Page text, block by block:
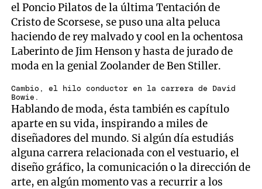
el Poncio Pilatos de la última Tentación de
Cristo de Scorsese, se puso una alta peluca
haciendo de rey malvado y cool en la ochentosa
Laberinto de Jim Henson y hasta de jurado de
moda en la genial Zoolander de Ben Stiller.
Cambio, el hilo conductor en la carrera de David
Bowie.
Hablando de moda, ésta también es capítulo
aparte en su vida, inspirando a miles de
diseñadores del mundo. Si algún día estudiás
alguna carrera relacionada con el vestuario, el
diseño gráfico, la comunicación o la dirección de
arte, en algún momento vas a recurrir a los